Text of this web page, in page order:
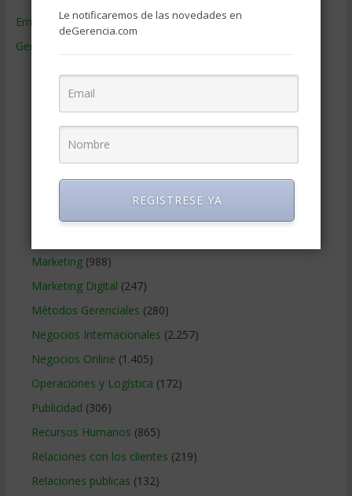
Empresas de Gerencia(38)
Gerencia
Contabilidad(466)
Educacion Gerencial(454)
Estrategia Empresarial
Finanzas Corporativas(748)
Marketing(988)
Marketing Digital (247)
Métodos Gerenciales (280)
Negocios Internacionales (2.257)
Negocios Online (1.405)
Operaciones y Logística (172)
Publicidad (306)
Recursos Humanos (865)
Relaciones con los clientes (219)
Relaciones publicas (132)
Le notificaremos de las novedades en
deGerencia.com
REGISTRESE YA